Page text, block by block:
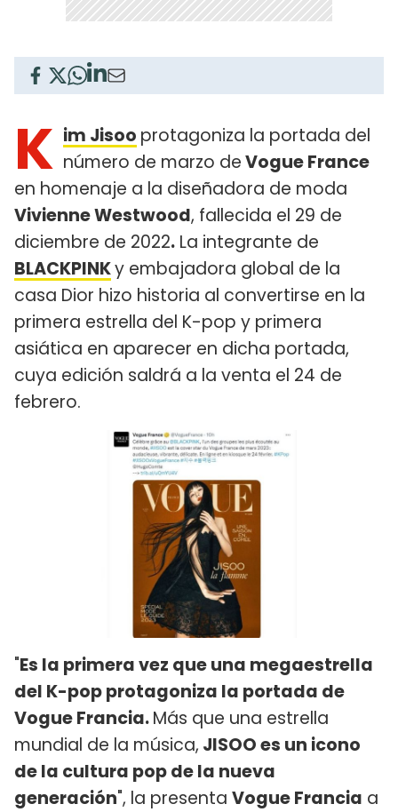
K im Jisoo protagoniza la portada del
número de marzo deVogue France
en homenaje a la diseñadora de moda
Vivienne Westwood, fallecida el 29 de
diciembre de 2022. La integrante de
BLACKPINKy embajadora global de la
casa Dior hizo historia al convertirse en la
primera estrella del K-pop y primera
asiática en aparecer en dicha portada,
cuya edición saldrá a la venta el 24 de
febrero.
"Es la primera vez que una megaestrella
del K-pop protagoniza la portada de
Vogue Francia.Más que una estrella
mundial de la música, JISOO es un icono
de la cultura pop de la nueva
generación", la presenta Vogue Francia a